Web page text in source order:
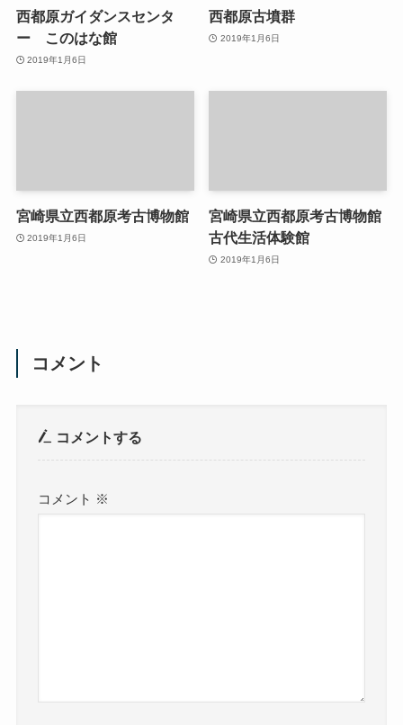
西都原ガイダンスセンタ
ー このはな館
2019年1月6日
西都原古墳群
2019年1月6日
宮崎県立西都原考古博物館
2019年1月6日
宮崎県立西都原考古博物館
古代生活体験館
2019年1月6日
コメント
コメントする
コメント ※